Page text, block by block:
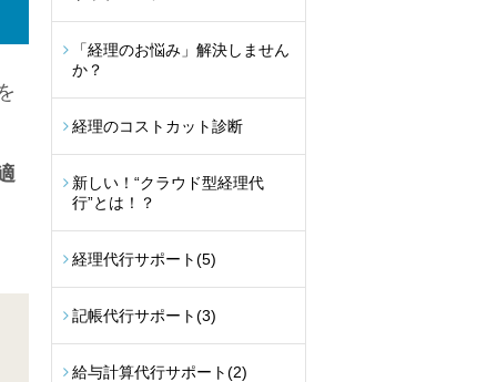
「経理のお悩み」解決しません
か？
経理のコストカット診断
新しい！“クラウド型経理代
行”とは！？
経理代行サポート(5)
記帳代行サポート(3)
給与計算代行サポート(2)